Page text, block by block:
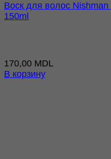
Воск для волос
150ml
170,00 MDL
В корзину